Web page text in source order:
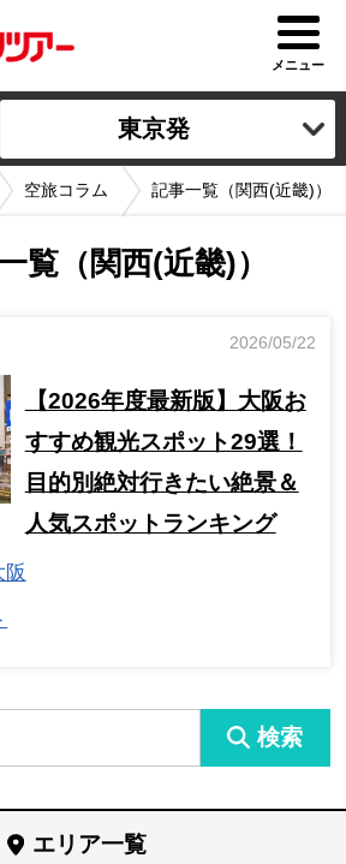
メニュー
東京発
空旅コラム 記事一覧（関西(近畿)）
覧（関西(近畿)）
2026/05/22
【2026年度最新版】大阪お
すすめ観光スポット29選！
目的別絶対行きたい絶景＆
人気スポットランキング
阪
検索
エリア一覧